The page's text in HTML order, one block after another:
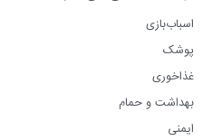
اسباب‌بازی
پوشک
غذاخوری
بهداشت و حمام
ایمنی